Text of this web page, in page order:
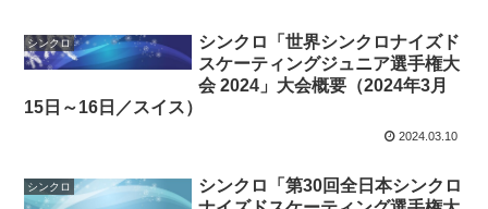
シンクロ
シンクロ「世界シンクロナイズド
スケーティングジュニア選手権大
会 2024」大会概要（2024年3月
15日～16日／スイス）
2024.03.10
シンクロ
シンクロ「第30回全日本シンクロ